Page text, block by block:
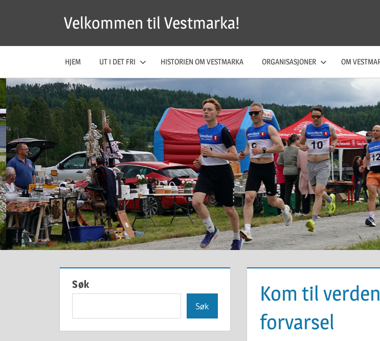
Velkommen til Vestmarka!
HJEM UT I DET FRI HISTORIEN OM VESTMARKA ORGANISASJONER OM
Kom til
forvarsel
Søk
Søk